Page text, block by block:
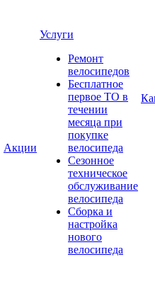
Акции
Услуги
Ремонт
велосипедов
Бесплатное
первое ТО в
течении
месяца при
покупке
велосипеда
Сезонное
техническое
обслуживание
велосипеда
Сборка и
настройка
нового
велосипеда